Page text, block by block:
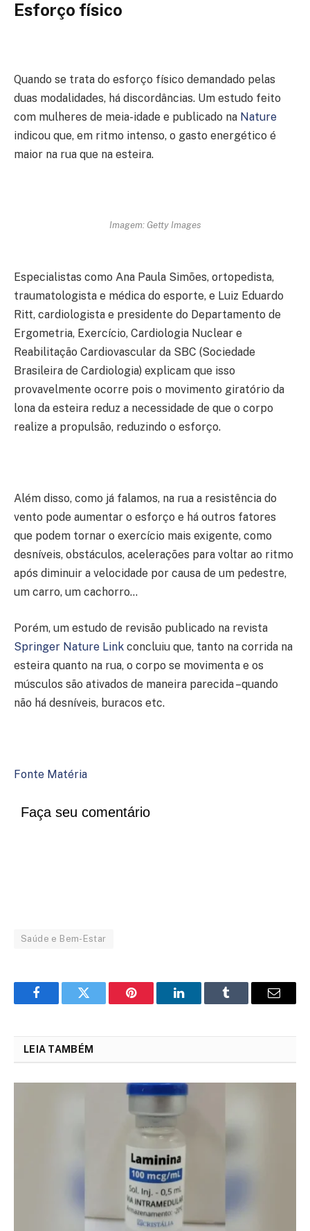
Esforço físico
Quando se trata do esforço físico demandado pelas
duas modalidades, há discordâncias. Um estudo feito
com mulheres de meia-idade e publicado na Nature
indicou que, em ritmo intenso, o gasto energético é
maior na rua que na esteira.
Imagem: Getty Images
Especialistas como Ana Paula Simões, ortopedista,
traumatologista e médica do esporte, e Luiz Eduardo
Ritt, cardiologista e presidente do Departamento de
Ergometria, Exercício, Cardiologia Nuclear e
Reabilitação Cardiovascular da SBC (Sociedade
Brasileira de Cardiologia) explicam que isso
provavelmente ocorre pois o movimento giratório da
lona da esteira reduz a necessidade de que o corpo
realize a propulsão, reduzindo o esforço.
Além disso, como já falamos, na rua a resistência do
vento pode aumentar o esforço e há outros fatores
que podem tornar o exercício mais exigente, como
desníveis, obstáculos, acelerações para voltar ao ritmo
após diminuir a velocidade por causa de um pedestre,
um carro, um cachorro…
Porém, um estudo de revisão publicado na revista
Springer Nature Link concluiu que, tanto na corrida na
esteira quanto na rua, o corpo se movimenta e os
músculos são ativados de maneira parecida –quando
não há desníveis, buracos etc.
Fonte Matéria
Faça seu comentário
Saúde e Bem-Estar
FacebookTwitter Pinterest LinkedInTumblr Email
LEIA TAMBÉM